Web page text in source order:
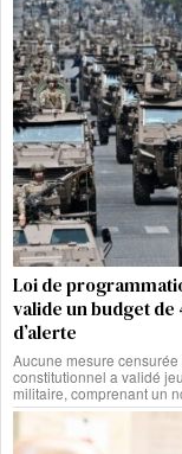
Loi de
valide un budget de
d’alerte
Aucune mesure
constitutionnel a validé
militaire, comprenant un